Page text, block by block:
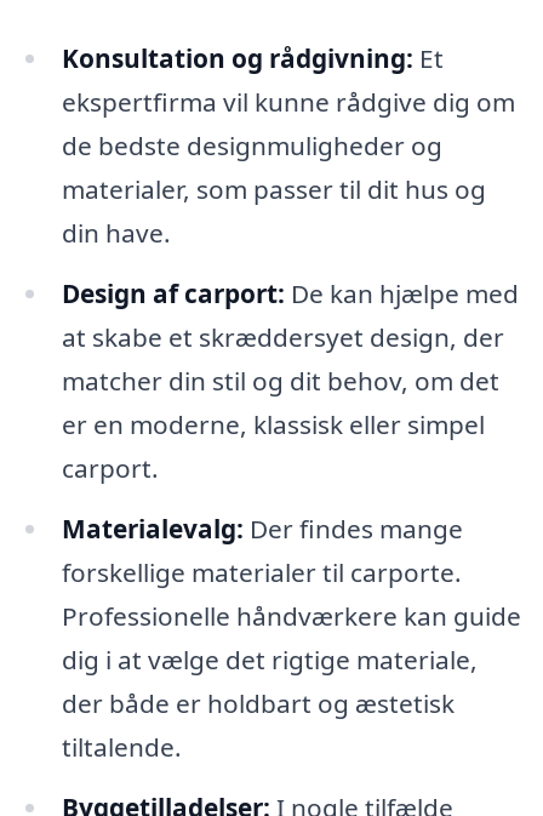
Konsultation og rådgivning: Et
ekspertfirma vil kunne rådgive dig om
de bedste designmuligheder og
materialer, som passer til dit hus og
din have.
Design af carport: De kan hjælpe med
at skabe et skræddersyet design, der
matcher din stil og dit behov, om det
er en moderne, klassisk eller simpel
carport.
Materialevalg: Der findes mange
forskellige materialer til carporte.
Professionelle håndværkere kan guide
dig i at vælge det rigtige materiale,
der både er holdbart og æstetisk
tiltalende.
Byggetilladelser: I nogle tilfælde